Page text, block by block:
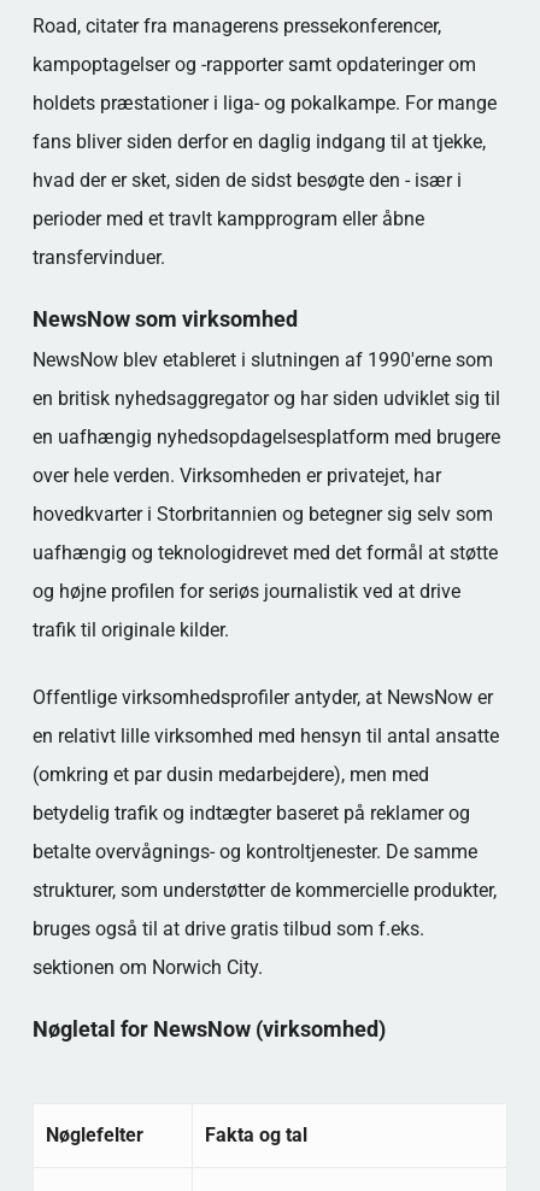
Road, citater fra managerens pressekonferencer,
kampoptagelser og -rapporter samt opdateringer om
holdets præstationer i liga- og pokalkampe. For mange
fans bliver siden derfor en daglig indgang til at tjekke,
hvad der er sket, siden de sidst besøgte den - især i
perioder med et travlt kampprogram eller åbne
transfervinduer.
NewsNow som virksomhed
NewsNow blev etableret i slutningen af 1990'erne som
en britisk nyhedsaggregator og har siden udviklet sig til
en uafhængig nyhedsopdagelsesplatform med brugere
over hele verden. Virksomheden er privatejet, har
hovedkvarter i Storbritannien og betegner sig selv som
uafhængig og teknologidrevet med det formål at støtte
og højne profilen for seriøs journalistik ved at drive
trafik til originale kilder.
Offentlige virksomhedsprofiler antyder, at NewsNow er
en relativt lille virksomhed med hensyn til antal ansatte
(omkring et par dusin medarbejdere), men med
betydelig trafik og indtægter baseret på reklamer og
betalte overvågnings- og kontroltjenester. De samme
strukturer, som understøtter de kommercielle produkter,
bruges også til at drive gratis tilbud som f.eks.
sektionen om Norwich City.
Nøgletal for NewsNow (virksomhed)
Nøglefelter Fakta og tal